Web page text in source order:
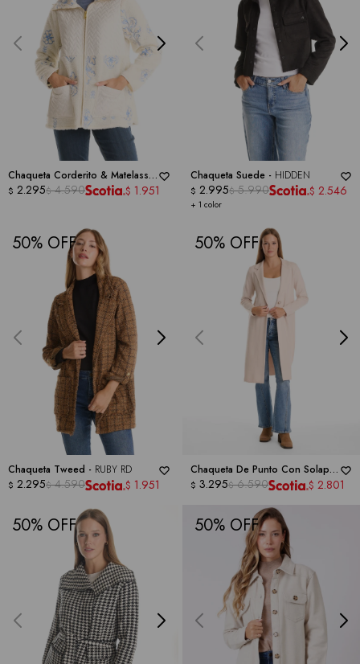
Chaqueta Corderito & Matelassé
- RUBY RD
$ 2.295$ 4.590 $ 1.951
Chaqueta Suede - HIDDEN
+ 1 color
$ 2.995$ 5.990 $ 2.546
50
Chaqueta Tweed - RUBY RD
$ 2.295$ 4.590 $ 1.951
50
Chaqueta De Punto Con Solapa
- SIONI
$ 3.295$ 6.590 $ 2.801
50 50